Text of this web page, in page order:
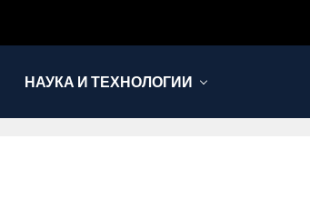
НАУКА И ТЕХНОЛОГИИ